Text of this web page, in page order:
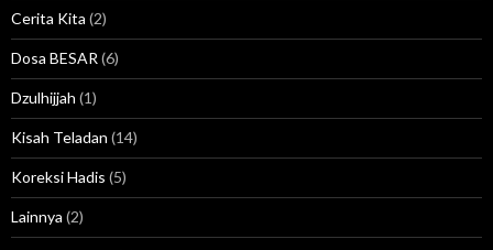
Cerita Kita (2)
Dosa BESAR (6)
Dzulhijjah (1)
Kisah Teladan (14)
Koreksi Hadis (5)
Lainnya (2)